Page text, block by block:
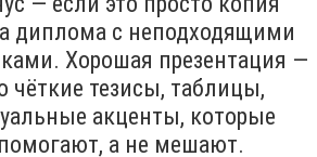
диплома с неподходящими
Хорошая презентация —
чёткие тезисы, таблицы,
акценты, которые
помогают, а не мешают.